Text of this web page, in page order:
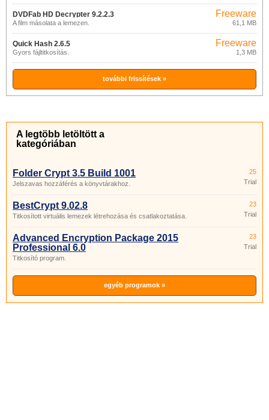
DVDFab HD Decrypter 9.2.2.3
A film másolata a lemezen.
Freeware
61,1 MB
Quick Hash 2.6.5
Gyors fájltitkosítás.
Freeware
1,3 MB
további frissítések »
A legtöbb letöltött a
kategóriában
Folder Crypt 3.5 Build 1001
Jelszavas hozzáférés a könyvtárakhoz.
25
Trial
BestCrypt 9.02.8
Titkosított virtuális lemezek létrehozása és csatlakoztatása.
23
Trial
Advanced Encryption Package 2015
Professional 6.0
Titkosító program.
23
Trial
egyéb programok »